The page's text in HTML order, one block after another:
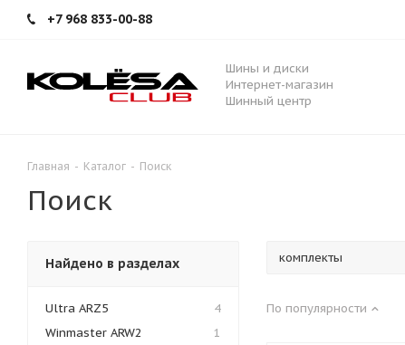
+7 968 833-00-88
Шины и диски
Интернет-магазин
Шинный центр
Главная - Каталог - Поиск
Поиск
По популярности
Найдено в разделах
Ultra ARZ5
4
Winmaster ARW2
1